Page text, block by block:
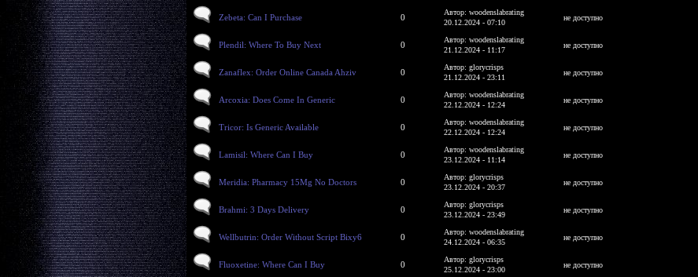
Zebeta: Can I Purchase 0
Автор: woodenslabrating
20.12.2024 - 07:10
не доступно
Plendil: Where To Buy Next 0
Автор: woodenslabrating
21.12.2024 - 11:17
не доступно
Zanaflex: Order Online Canada Ahziv 0
Автор: glorycrisps
21.12.2024 - 23:11
не доступно
Arcoxia: Does Come In Generic 0
Автор: woodenslabrating
22.12.2024 - 12:24
не доступно
Tricor: Is Generic Available 0
Автор: woodenslabrating
22.12.2024 - 12:24
не доступно
Lamisil: Where Can I Buy 0
Автор: woodenslabrating
23.12.2024 - 11:14
не доступно
Meridia: Pharmacy 15Mg No Doctors 0
Автор: glorycrisps
23.12.2024 - 20:37
не доступно
Brahmi: 3 Days Delivery 0
Автор: glorycrisps
23.12.2024 - 23:49
не доступно
Wellbutrin: Order Without Script Bixy6 0
Автор: woodenslabrating
24.12.2024 - 06:35
не доступно
Fluoxetine: Where Can I Buy 0
Автор: glorycrisps
25.12.2024 - 23:00
не доступно